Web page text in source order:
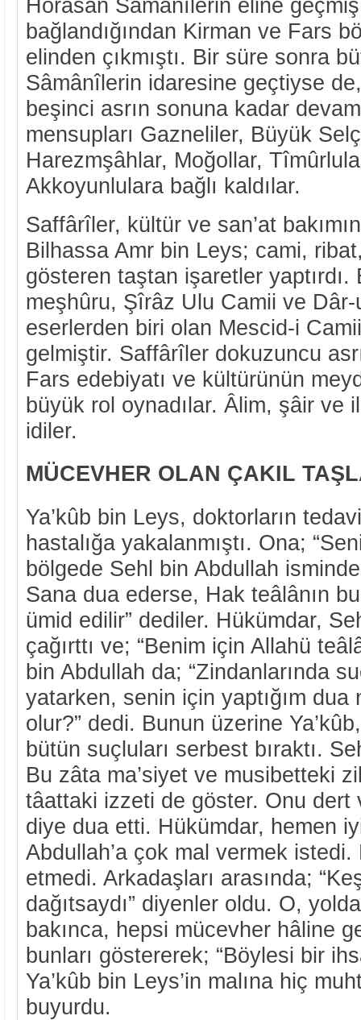
Horasan Sâmânîlerin eline
bağlandığından Kirman ve Fars
elinden çıkmıştı. Bir süre sonra
Sâmânîlerin idaresine geçtiyse
beşinci asrın sonuna kadar
mensupları Gazneliler, Büyük
Harezmşâhlar, Moğollar,
Akkoyunlulara bağlı kaldılar.
Saffârîler, kültür ve san’at
Bilhassa Amr bin Leys; cami,
gösteren taştan işaretler yaptırdı.
meşhûru, Şîrâz Ulu Camii ve Dâr-
eserlerden biri olan Mescid-i
gelmiştir. Saffârîler dokuzuncu
Fars edebiyatı ve kültürünün
büyük rol oynadılar. Âlim, şâir ve
idiler.
MÜCEVHER OLAN ÇAKIL
Ya’kûb bin Leys, doktorların
hastalığa yakalanmıştı. Ona;
bölgede Sehl bin Abdullah
Sana dua ederse, Hak teâlânın
ümid edilir” dediler. Hükümdar,
çağırttı ve; “Benim için Allahü
bin Abdullah da; “Zindanlarında
yatarken, senin için yaptığım dua
olur?” dedi. Bunun üzerine
bütün suçluları serbest bıraktı.
Bu zâta ma’siyet ve musibetteki
tâattaki izzeti de göster. Onu dert
diye dua etti. Hükümdar, hemen
Abdullah’a çok mal vermek
etmedi. Arkadaşları arasında;
dağıtsaydı” diyenler oldu. O,
bakınca, hepsi mücevher hâline
bunları göstererek; “Böylesi bir
Ya’kûb bin Leys’in malına hiç
buyurdu.